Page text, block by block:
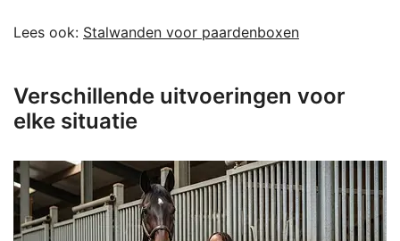
Lees ook: Stalwanden voor paardenboxen
Verschillende uitvoeringen voor
elke situatie